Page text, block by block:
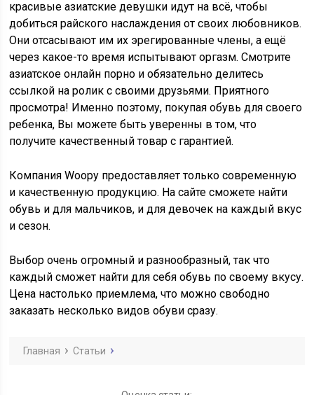
красивые азиатские девушки идут на всё, чтобы
добиться райского наслаждения от своих любовников.
Они отсасывают им их эрегированные члены, а ещё
через какое-то время испытывают оргазм. Смотрите
азиатское онлайн порно и обязательно делитесь
ссылкой на ролик с своими друзьями. Приятного
просмотра! Именно поэтому, покупая обувь для своего
ребенка, Вы можете быть уверенны в том, что
получите качественный товар с гарантией.
Компания Woopy предоставляет только современную
и качественную продукцию. На сайте сможете найти
обувь и для мальчиков, и для девочек на каждый вкус
и сезон.
Выбор очень огромный и разнообразный, так что
каждый сможет найти для себя обувь по своему вкусу.
Цена настолько приемлема, что можно свободно
заказать несколько видов обуви сразу.
Главная Статьи